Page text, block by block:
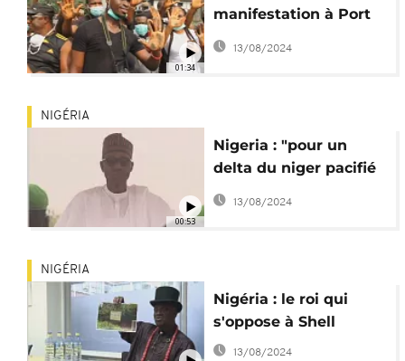
01:34
manifestation à Port
Harcourt contre la
pollution de l'air
13/08/2024
00:53
NIGÉRIA
Nigeria : "pour un
delta du niger pacifié
en 2017"
13/08/2024
NIGÉRIA
Nigéria : le roi qui
s'oppose à Shell
13/08/2024